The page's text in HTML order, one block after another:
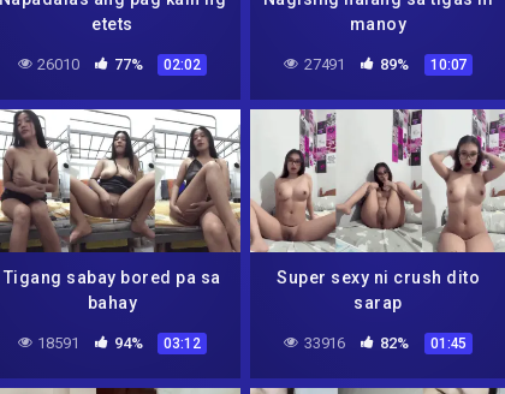
etets
26010 77% 02:02
manoy
27491 89% 10:07
Tigang sabay bored pa sa
bahay
18591 94% 03:12
Super sexy ni crush dito
sarap
33916 82% 01:45